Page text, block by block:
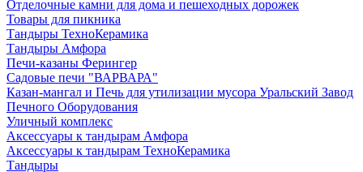
Отделочные камни для дома и пешеходных дорожек
Товары для пикника
Тандыры ТехноКерамика
Тандыры Амфора
Печи-казаны Ферингер
Садовые печи "ВАРВАРА"
Казан-мангал и Печь для утилизации мусора Уральский Завод
Печного Оборудования
Уличный комплекс
Аксессуары к тандырам Амфора
Аксессуары к тандырам ТехноКерамика
Тандыры